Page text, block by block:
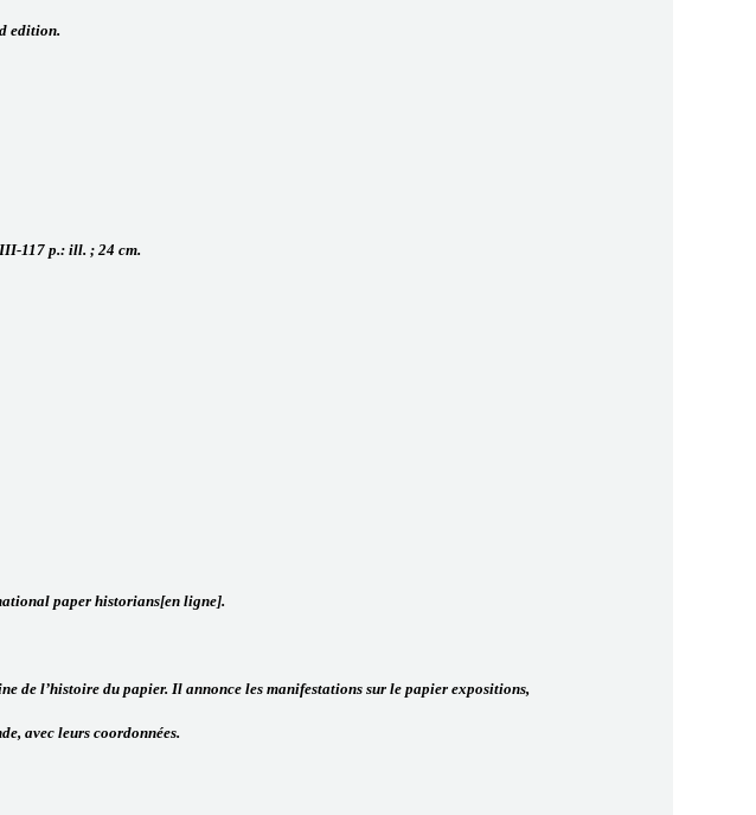
edition.
117 p.: ill. ; 24 cm.
paper historians[en ligne].
de l’histoire du papier. Il annonce les manifestations sur le papier expositions,
avec leurs coordonnées.